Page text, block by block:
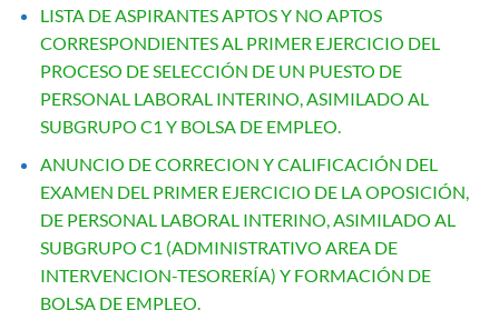
LISTA DE ASPIRANTES APTOS Y NO APTOS
CORRESPONDIENTES AL PRIMER EJERCICIO DEL
PROCESO DE SELECCIÓN DE UN PUESTO DE
PERSONAL LABORAL INTERINO, ASIMILADO AL
SUBGRUPO C1 Y BOLSA DE EMPLEO.
ANUNCIO DE CORRECION Y CALIFICACIÓN DEL
EXAMEN DEL PRIMER EJERCICIO DE LA OPOSICIÓN,
DE PERSONAL LABORAL INTERINO, ASIMILADO AL
SUBGRUPO C1 (ADMINISTRATIVO AREA DE
INTERVENCION-TESORERÍA) Y FORMACIÓN DE
BOLSA DE EMPLEO.